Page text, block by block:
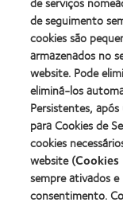
MyDay™
(2013)
&
2010
Melhores
Empresas
para
Líderes
(2012)
Learn
more
about
ODMA
2011
(2011)
Learn
more
about
2012
REBRAND
100®
de seguimento
cookies são
armazenados no
website. Pode
eliminá-los
Persistentes,
para Cookies de
cookies
website (
sempre ativados
consentimento.